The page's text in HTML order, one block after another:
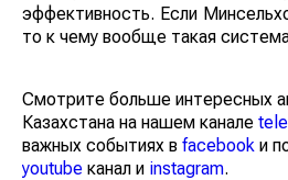
эффективность. Если
то к чему вообще такая
Смотрите больше интересных
Казахстана на нашем канале
важных событиях в facebook и
youtube канал и instagram.